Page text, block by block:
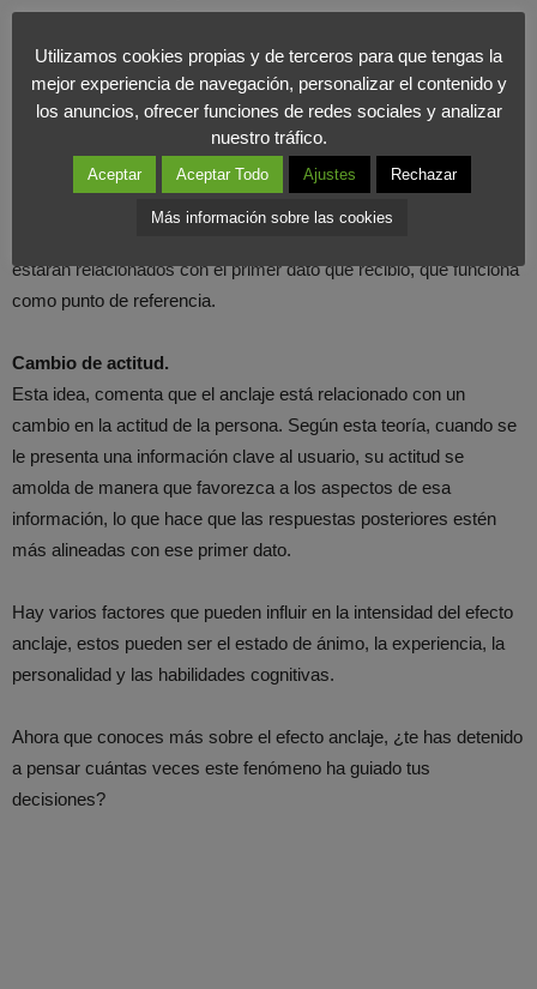
para tomar una decisión final. La decisión final del usuario está
más cerca de la información anclada, de lo que estaría si no se
hubiera resistido.
Según esta idea, cuando alguien recibe una información que
actúa como ancla, primero evalúa si esa información tiene
estarán relacionados con el primer dato que recibió, que funciona
como punto de referencia.
Cambio de actitud.
Esta idea, comenta que el anclaje está relacionado con un
cambio en la actitud de la persona. Según esta teoría, cuando se
le presenta una información clave al usuario, su actitud se
amolda de manera que favorezca a los aspectos de esa
información, lo que hace que las respuestas posteriores estén
más alineadas con ese primer dato.
Hay varios factores que pueden influir en la intensidad del efecto
anclaje, estos pueden ser el estado de ánimo, la experiencia, la
personalidad y las habilidades cognitivas.
Ahora que conoces más sobre el efecto anclaje, ¿te has detenido
a pensar cuántas veces este fenómeno ha guiado tus
decisiones?
Utilizamos cookies propias y de terceros para que tengas la
mejor experiencia de navegación, personalizar el contenido y
los anuncios, ofrecer funciones de redes sociales y analizar
nuestro tráfico.
Aceptar Aceptar Todo Ajustes Rechazar
Más información sobre las cookies